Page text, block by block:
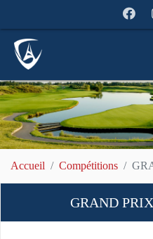
Accueil Compétitions
GRAND